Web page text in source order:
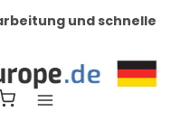
Bei uns finden